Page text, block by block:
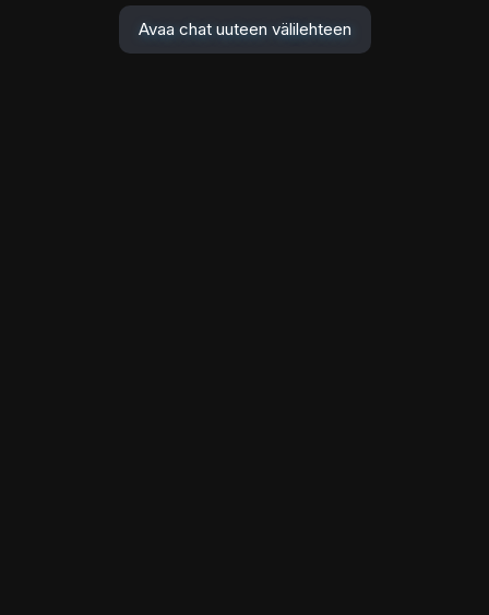
Avaa chat uuteen välilehteen